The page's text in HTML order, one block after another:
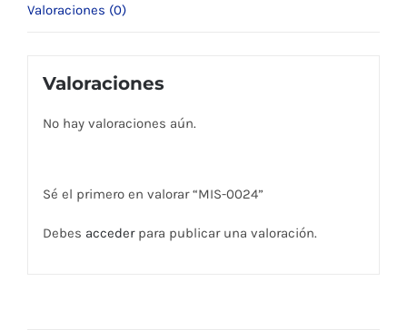
Valoraciones (0)
Valoraciones
No hay valoraciones aún.
Sé el primero en valorar “MIS-0024”
Debes accederpara publicar una valoración.